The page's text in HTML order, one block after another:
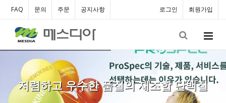
로그인 회원가입
FAQ 문의 주문 공지사항
저렴하고 우수한 품질의 재조합 단백질